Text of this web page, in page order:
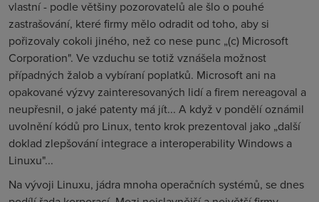
vlastní - podle většiny pozorovatelů ale šlo o pouhé
zastrašování, které firmy mělo odradit od toho, aby si
pořizovaly cokoli jiného, než co nese punc „(c) Microsoft
Corporation". Ve vzduchu se totiž vznášela možnost
případných žalob a vybíraní poplatků. Microsoft ani na
opakované výzvy zainteresovaných lidí a firem nereagoval a
neupřesnil, o jaké patenty má jít... A když v pondělí oznámil
uvolnění kódů pro Linux, tento krok prezentoval jako „další
doklad zlepšování integrace a interoperability Windows a
Linuxu"...
Na vývoji Linuxu, jádra mnoha operačních systémů, se dnes